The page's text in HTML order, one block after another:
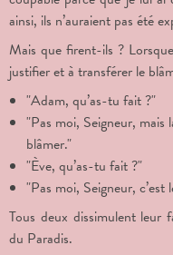
ainsi, ils n’auraient pas été
Mais que firent-ils ?
justifier et à transférer le
"Adam, qu’as-tu fait ?"
"Pas moi, Seigneur, mais
blâmer."
"Ève, qu’as-tu fait ?"
"Pas moi, Seigneur, c’est
Tous deux dissimulent leur
du Paradis.